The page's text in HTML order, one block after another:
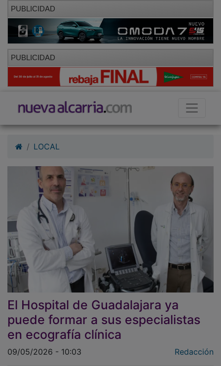
PUBLICIDAD
PUBLICIDAD
El Hospital de Guadalajara ya
puede formar a sus especialistas
en ecografía clínica
09/05/2026 - 10:03